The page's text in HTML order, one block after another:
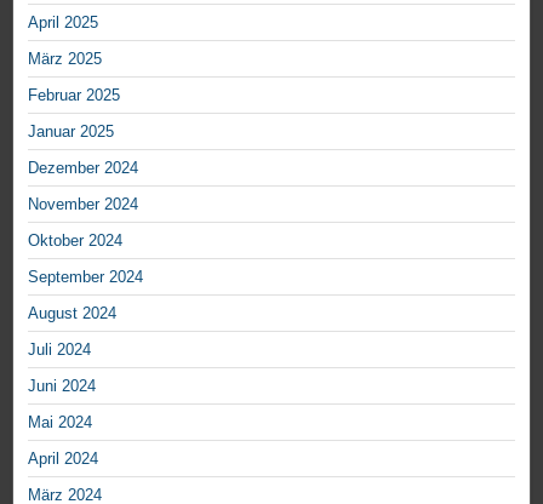
April 2025
März 2025
Februar 2025
Januar 2025
Dezember 2024
November 2024
Oktober 2024
September 2024
August 2024
Juli 2024
Juni 2024
Mai 2024
April 2024
März 2024